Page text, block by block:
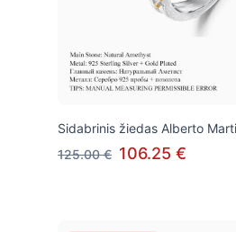
Sidabrinis žiedas Alberto
125.00 € 106.25 €